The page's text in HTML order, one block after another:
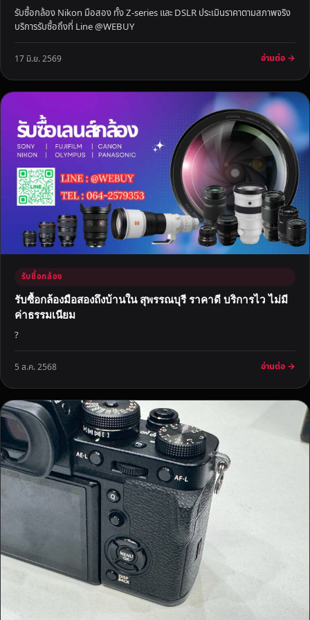
รับซื้อกล้อง Nikon มือสอง ทั้ง Z-series และ DSLR ประเมินราคาตามสภาพจริง
บริการรับซื้อถึงที่ Line @WEBUY
17 มิ.ย. 2569 อ่านต่อ →
รับซื้อกล้อง
รับซื้อกล้องมือสองถึงบ้านใน สุพรรณบุรี ราคาดี บริการไว ไม่มี
ค่าธรรมเนียม
?
5 ส.ค. 2568 อ่านต่อ →